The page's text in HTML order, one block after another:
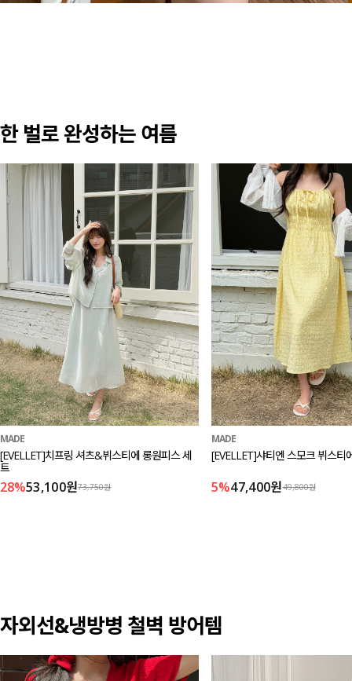
한 벌로 완성하는 여름
MADE
[EVELLET]치프링 셔츠&뷔스티에 롱원피스 세
트
28%53,100원73,750원
MADE
[EVELLET]샤티엔 스모크 뷔스티
5%47,400원49,800원
자외선&냉방병 철벽 방어템